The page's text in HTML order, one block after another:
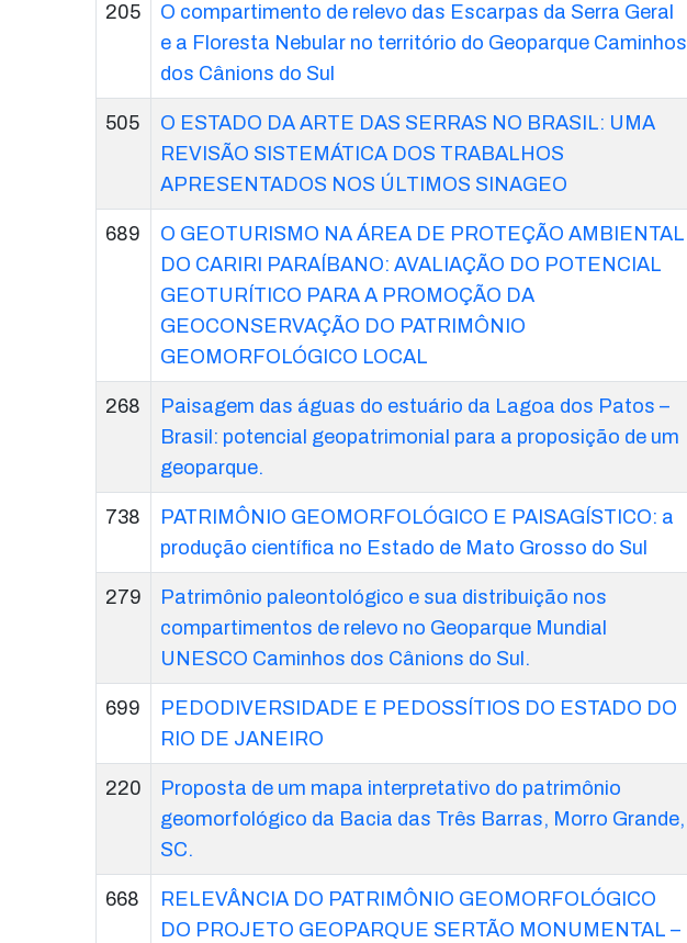
205
O compartimento de relevo das Escarpas da Serra Geral
e a Floresta Nebular no território do Geoparque Caminhos
dos Cânions do Sul
505
O ESTADO DA ARTE DAS SERRAS NO BRASIL: UMA
REVISÃO SISTEMÁTICA DOS TRABALHOS
APRESENTADOS NOS ÚLTIMOS SINAGEO
689
O GEOTURISMO NA ÁREA DE PROTEÇÃO AMBIENTAL
DO CARIRI PARAÍBANO: AVALIAÇÃO DO POTENCIAL
GEOTURÍTICO PARA A PROMOÇÃO DA
GEOCONSERVAÇÃO DO PATRIMÔNIO
GEOMORFOLÓGICO LOCAL
268
Paisagem das águas do estuário da Lagoa dos Patos –
Brasil: potencial geopatrimonial para a proposição de um
geoparque.
738
PATRIMÔNIO GEOMORFOLÓGICO E PAISAGÍSTICO: a
produção científica no Estado de Mato Grosso do Sul
279
Patrimônio paleontológico e sua distribuição nos
compartimentos de relevo no Geoparque Mundial
UNESCO Caminhos dos Cânions do Sul.
699
PEDODIVERSIDADE E PEDOSSÍTIOS DO ESTADO DO
RIO DE JANEIRO
220
Proposta de um mapa interpretativo do patrimônio
geomorfológico da Bacia das Três Barras, Morro Grande,
SC.
668
RELEVÂNCIA DO PATRIMÔNIO GEOMORFOLÓGICO
DO PROJETO GEOPARQUE SERTÃO MONUMENTAL –